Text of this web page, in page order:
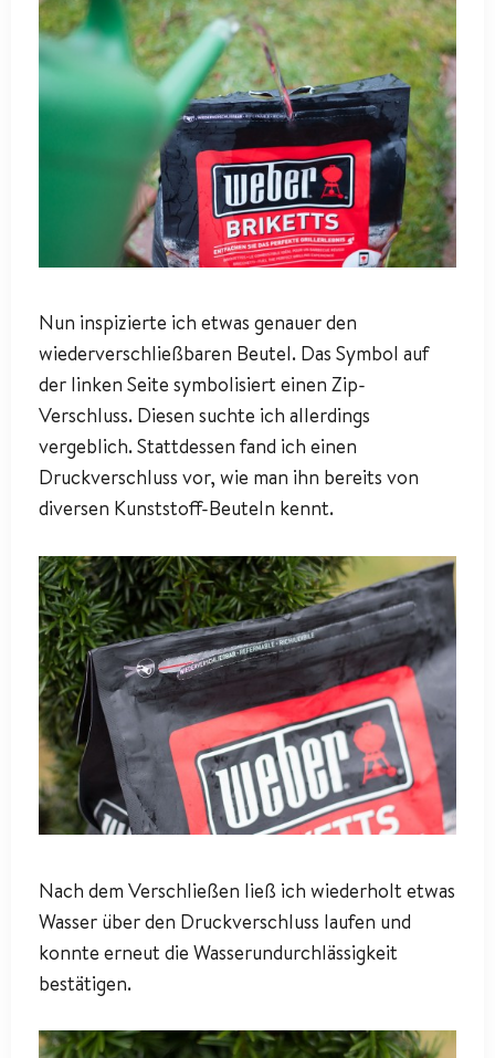
Nun inspizierte ich etwas genauer den
wiederverschließbaren Beutel. Das Symbol auf
der linken Seite symbolisiert einen Zip-
Verschluss. Diesen suchte ich allerdings
vergeblich. Stattdessen fand ich einen
Druckverschluss vor, wie man ihn bereits von
diversen Kunststoff-Beuteln kennt.
Nach dem Verschließen ließ ich wiederholt etwas
Wasser über den Druckverschluss laufen und
konnte erneut die Wasserundurchlässigkeit
bestätigen.